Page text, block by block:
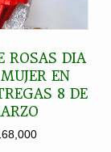
ROSAS DIA
EN
8 DE